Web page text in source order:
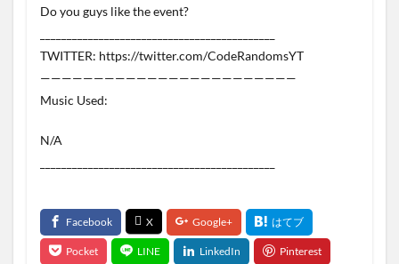
Do you guys like the event?
TWITTER: https://twitter.com/CodeRandomsYT
————————————————————————
Music Used:
N/A